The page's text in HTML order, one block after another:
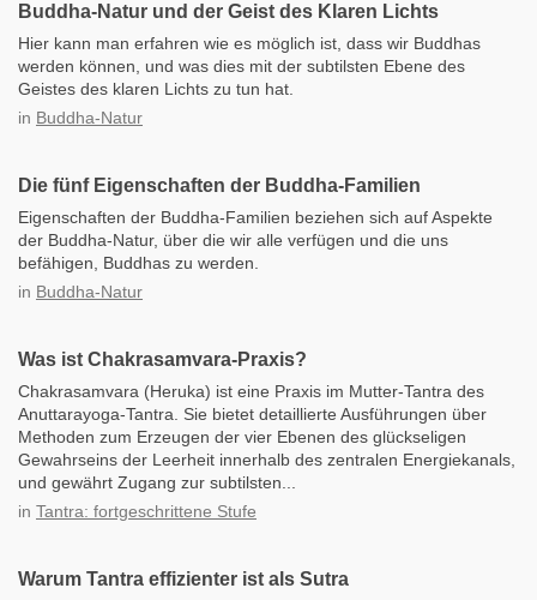
Buddha-Natur und der Geist des Klaren Lichts
Hier kann man erfahren wie es möglich ist, dass wir Buddhas
werden können, und was dies mit der subtilsten Ebene des
Geistes des klaren Lichts zu tun hat.
in Buddha-Natur
Die fünf Eigenschaften der Buddha-Familien
Eigenschaften der Buddha-Familien beziehen sich auf Aspekte
der Buddha-Natur, über die wir alle verfügen und die uns
befähigen, Buddhas zu werden.
in Buddha-Natur
Was ist Chakrasamvara-Praxis?
Chakrasamvara (Heruka) ist eine Praxis im Mutter-Tantra des
Anuttarayoga-Tantra. Sie bietet detaillierte Ausführungen über
Methoden zum Erzeugen der vier Ebenen des glückseligen
Gewahrseins der Leerheit innerhalb des zentralen Energiekanals,
und gewährt Zugang zur subtilsten...
in Tantra: fortgeschrittene Stufe
Warum Tantra effizienter ist als Sutra